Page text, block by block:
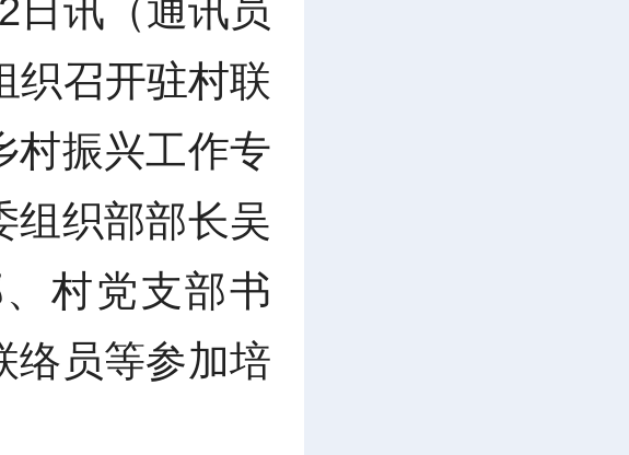
日讯（通讯员
织召开驻村联
村振兴工作专
组织部部长吴
村党支部书
络员等参加培